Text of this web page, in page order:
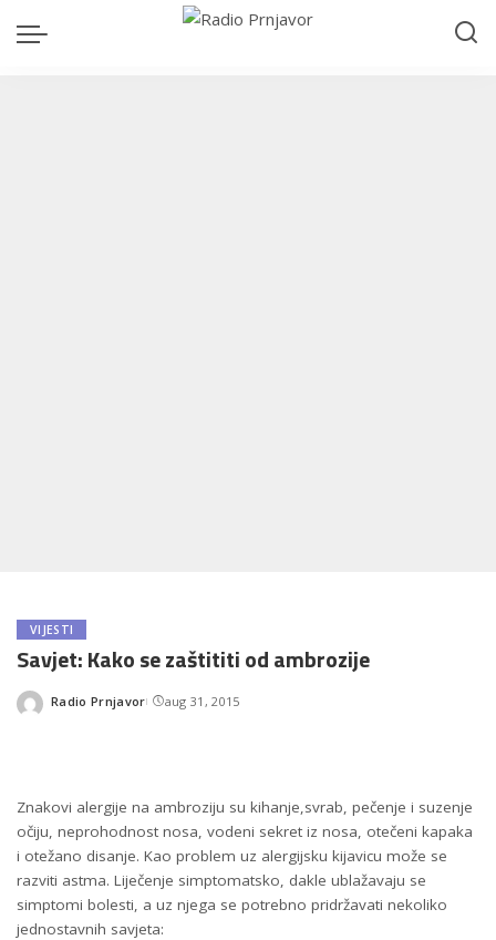
VIJESTI
Savjet: Kako se zaštititi od ambrozije
Posted
Radio Prnjavor aug 31, 2015
Znakovi alergije na ambroziju su kihanje,svrab, pečenje i suzenje
očiju, neprohodnost nosa, vodeni sekret iz nosa, otečeni kapaka
i otežano disanje. Kao problem uz alergijsku kijavicu može se
razviti astma. Liječenje simptomatsko, dakle ublažavaju se
simptomi bolesti, a uz njega se potrebno pridržavati nekoliko
jednostavnih savjeta: